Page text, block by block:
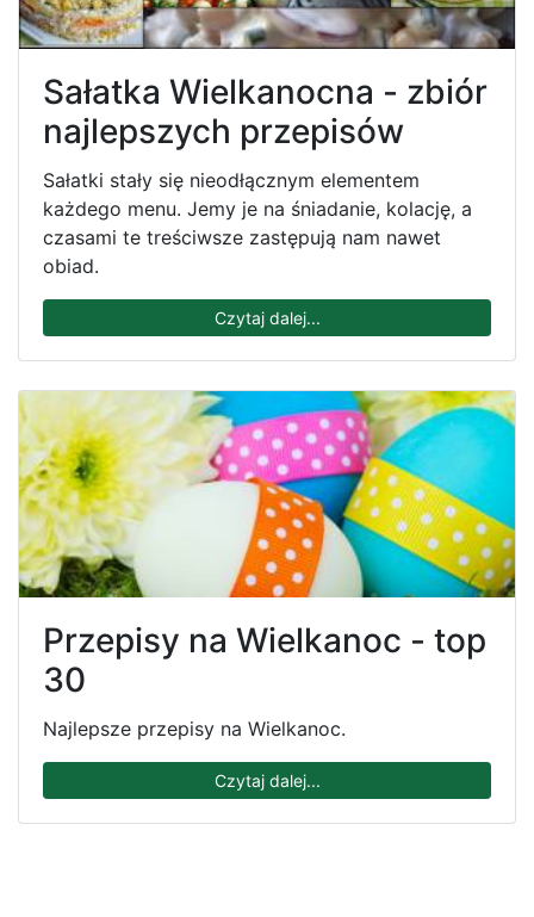
Sałatka Wielkanocna - zbiór
najlepszych przepisów
Sałatki stały się nieodłącznym elementem
każdego menu. Jemy je na śniadanie, kolację, a
czasami te treściwsze zastępują nam nawet
obiad.
Czytaj dalej...
Przepisy na Wielkanoc - top
30
Najlepsze przepisy na Wielkanoc.
Czytaj dalej...